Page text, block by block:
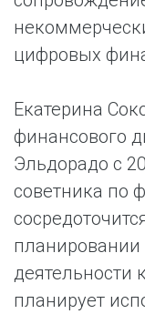
цифровых
Екатерина
финансового
Эльдорадо с
советника по
деятельности
планирует